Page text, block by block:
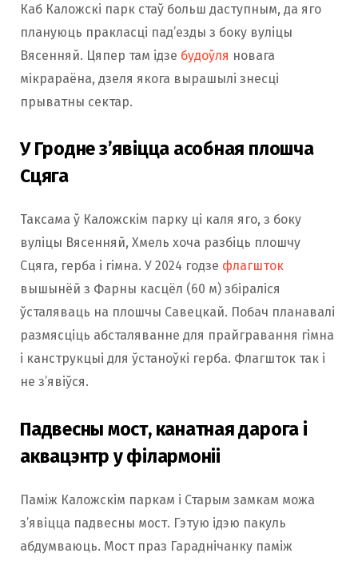
Каб Каложскі парк стаў больш даступным, да яго
плануюць пракласці пад’езды з боку вуліцы
Вясенняй. Цяпер там ідзе будоўля новага
мікрараёна, дзеля якога вырашылі знесці
прыватны сектар.
У Гродне з’явіцца асобная плошча
Сцяга
Таксама ў Каложскім парку ці каля яго, з боку
вуліцы Вясенняй, Хмель хоча разбіць плошчу
Сцяга, герба і гімна. У 2024 годзе флагшток
вышынёй з Фарны касцёл (60 м) збіраліся
ўсталяваць на плошчы Савецкай. Побач планавалі
размясціць абсталяванне для прайгравання гімна
і канструкцыі для ўстаноўкі герба. Флагшток так і
не з’явіўся.
Падвесны мост, канатная дарога і
аквацэнтр у філармоніі
Паміж Каложскім паркам і Старым замкам можа
з’явіцца падвесны мост. Гэтую ідэю пакуль
абдумваюць. Мост праз Гараднічанку паміж